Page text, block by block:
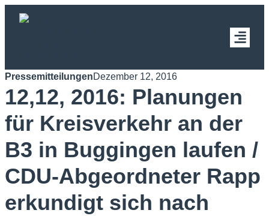
PressemitteilungenDezember 12, 2016
12,12, 2016: Planungen
für Kreisverkehr an der
B3 in Buggingen laufen /
CDU-Abgeordneter Rapp
erkundigt sich nach